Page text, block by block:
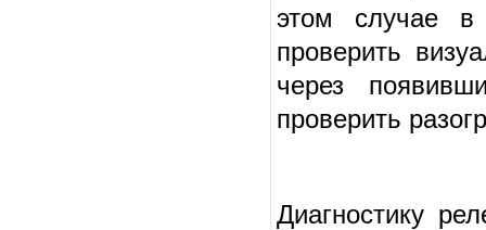
этом случае в
проверить
через
проверить
Диагностику